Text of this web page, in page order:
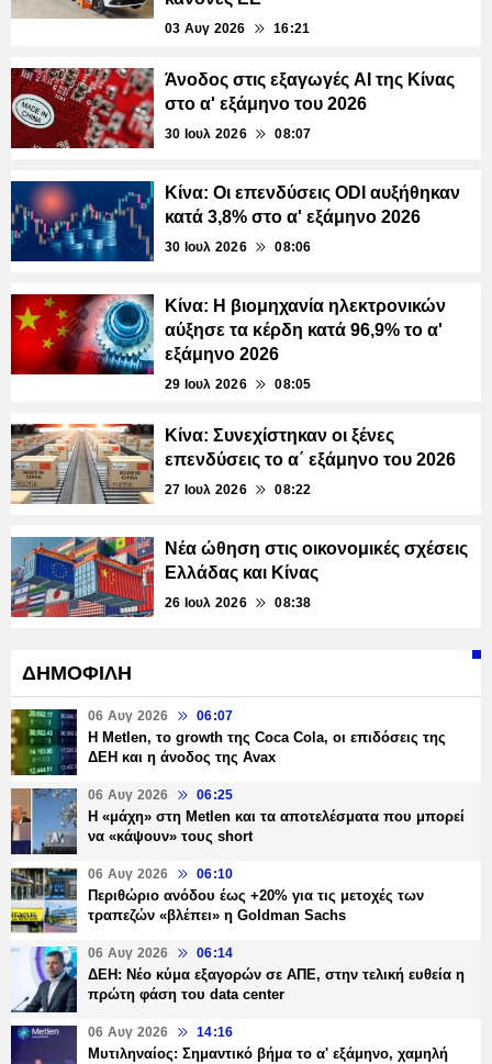
03 Αυγ 2026 16:21
Άνοδος στις εξαγωγές AI της Κίνας
στο α' εξάμηνο του 2026
30 Ιουλ 2026 08:07
Κίνα: Οι επενδύσεις ODI αυξήθηκαν
κατά 3,8% στο α' εξάμηνο 2026
30 Ιουλ 2026 08:06
Κίνα: Η βιομηχανία ηλεκτρονικών
αύξησε τα κέρδη κατά 96,9% το α'
εξάμηνο 2026
29 Ιουλ 2026 08:05
Κίνα: Συνεχίστηκαν οι ξένες
επενδύσεις το α΄ εξάμηνο του 2026
27 Ιουλ 2026 08:22
Νέα ώθηση στις οικονομικές σχέσεις
Ελλάδας και Κίνας
26 Ιουλ 2026 08:38
ΔΗΜΟΦΙΛΗ
06 Αυγ 2026 06:07
H Metlen, το growth της Coca Cola, οι επιδόσεις της
ΔΕΗ και η άνοδος της Avax
06 Αυγ 2026 06:25
H «μάχη» στη Metlen και τα αποτελέσματα που μπορεί
να «κάψουν» τους short
06 Αυγ 2026 06:10
Περιθώριο ανόδου έως +20% για τις μετοχές των
τραπεζών «βλέπει» η Goldman Sachs
06 Αυγ 2026 06:14
ΔΕΗ: Νέο κύμα εξαγορών σε ΑΠΕ, στην τελική ευθεία η
πρώτη φάση του data center
06 Αυγ 2026 14:16
Μυτιληναίος: Σημαντικό βήμα το α' εξάμηνο, χαμηλή